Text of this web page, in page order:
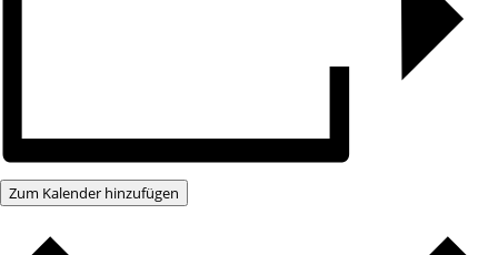
Zum Kalender hinzufügen